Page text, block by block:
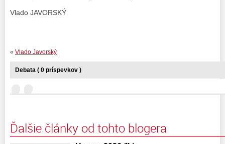
Vlado JAVORSKÝ
« Vlado Javorský
Debata ( 0 príspevkov )
Ďalšie články od tohto blogera